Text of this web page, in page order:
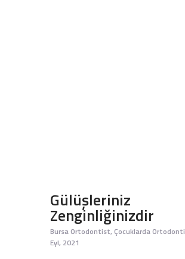
BLOG
İLETIŞIM
Gülüşleriniz
Zenginliğinizdir
Bursa Ortodontist, Çocuklarda Ortodonti
Eyl, 2021